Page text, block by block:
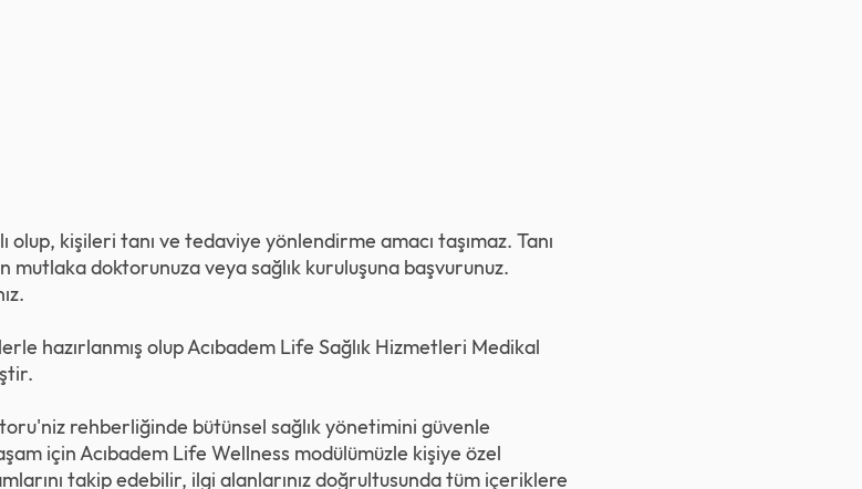
kişileri tanı ve tedaviye yönlendirme amacı taşımaz. Tanı
doktorunuza veya sağlık kuruluşuna başvurunuz.
hazırlanmış olup Acıbadem Life Sağlık Hizmetleri Medikal
rehberliğinde bütünsel sağlık yönetimini güvenle
için Acıbadem Life Wellness modülümüzle kişiye özel
takip edebilir, ilgi alanlarınız doğrultusunda tüm içeriklere